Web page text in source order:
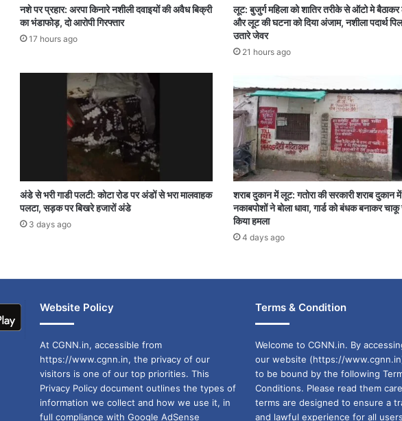
नशे पर प्रहार: अरपा किनारे नशीली दवाइयों की अवैध बिक्री
का भंडाफोड़, दो आरोपी गिरफ्तार
17 hours ago
लूट: बुजुर्ग महिला को शातिर तरीके से ऑटो मे बैठाकर
और लूट की घटना को दिया अंजाम, नशीला पदार्थ
उतारे जेवर
21 hours ago
अंडे से भरी गाडी पलटी: कोटा रोड पर अंडों से भरा मालवाहक
पलटा, सड़क पर बिखरे हजारों अंडे
3 days ago
शराब दुकान में लूट: गतोरा की सरकारी शराब दुकान
नकाबपोशों ने बोला धावा, गार्ड को बंधक बनाकर
किया हमला
4 days ago
Website Policy
At CGNN.in, accessible from
https://www.cgnn.in, the privacy of our
visitors is one of our top priorities. This
Privacy Policy document outlines the types of
information we collect and how we use it, in
full compliance with Google AdSense
Terms & Condition
Welcome to CGNN.in. By
our website (https://
to be bound by the following
Conditions. Please read them
terms are designed to ensure a
and lawful experience for all